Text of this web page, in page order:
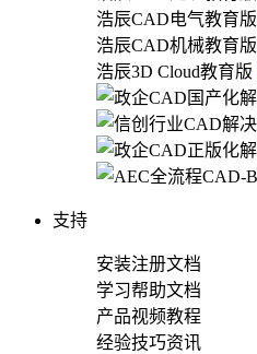
浩辰CAD电气教育版
浩辰CAD机械教育版
浩辰3D Cloud教育版
支持
安装注册文档
学习帮助文档
产品视频教程
经验技巧资讯